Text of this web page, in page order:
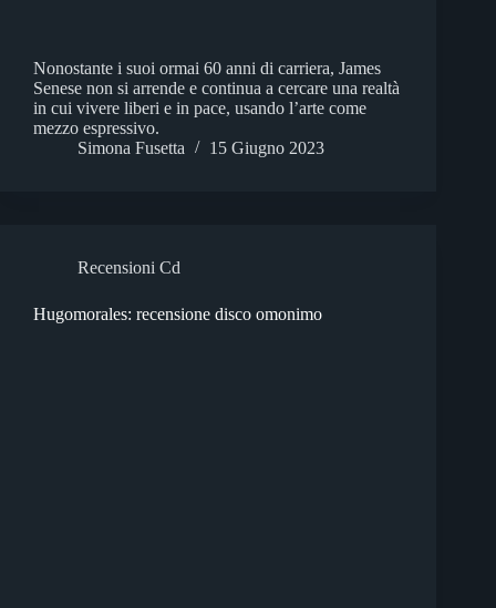
Nonostante i suoi ormai 60 anni di carriera, James
Senese non si arrende e continua a cercare una realtà
in cui vivere liberi e in pace, usando l’arte come
mezzo espressivo.
Simona Fusetta
15 Giugno 2023
Recensioni Cd
Hugomorales: recensione disco omonimo